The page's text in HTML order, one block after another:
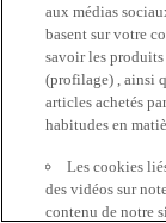
aux médias
basent sur votre
savoir les
(profilage) , ainsi
articles achetés
habitudes en
Les cookies
des vidéos sur
contenu de notre